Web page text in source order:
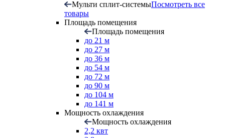
Мульти сплит-системыПосмотреть все
товары
Площадь помещения
Площадь помещения
до 21 м
до 27 м
до 36 м
до 54 м
до 72 м
до 90 м
до 104 м
до 141 м
Мощность охлаждения
Мощность охлаждения
2,2 квт